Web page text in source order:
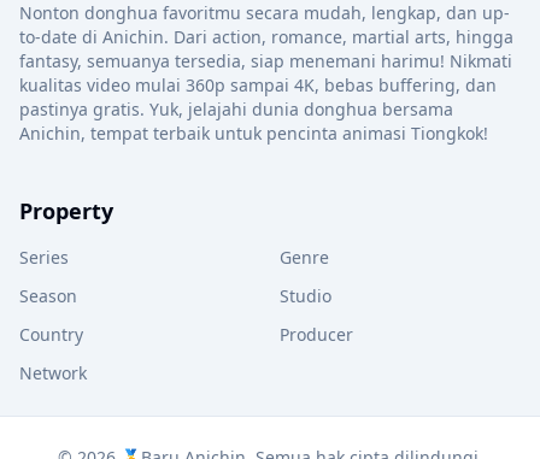
Nonton donghua favoritmu secara mudah, lengkap, dan up-
to-date di Anichin. Dari action, romance, martial arts, hingga
fantasy, semuanya tersedia, siap menemani harimu! Nikmati
kualitas video mulai 360p sampai 4K, bebas buffering, dan
pastinya gratis. Yuk, jelajahi dunia donghua bersama
Anichin, tempat terbaik untuk pencinta animasi Tiongkok!
Property
Series
Genre
Season
Studio
Country
Producer
Network